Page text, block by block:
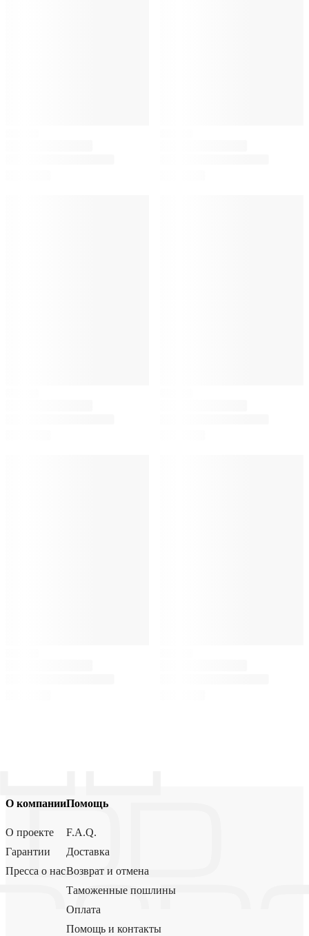
О компании
О проекте
Гарантии
Пресса о нас
Помощь
F.A.Q.
Доставка
Возврат и отмена
Таможенные пошлины
Оплата
Помощь и контакты